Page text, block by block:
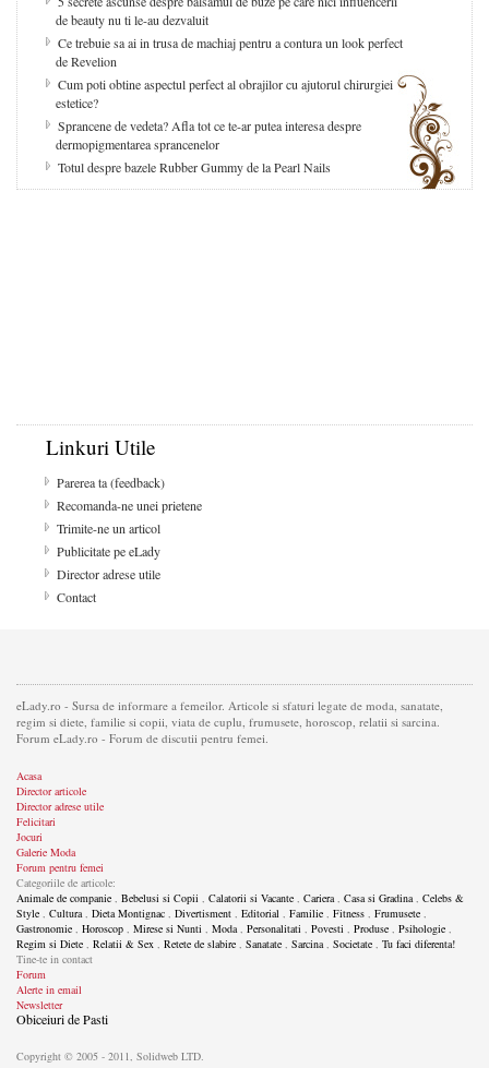
de beauty nu ti le-au dezvaluit
Ce trebuie sa ai in trusa de machiaj pentru a contura un look perfect
de Revelion
Cum poti obtine aspectul perfect al obrajilor cu ajutorul chirurgiei
estetice?
Sprancene de vedeta? Afla tot ce te-ar putea interesa despre
dermopigmentarea sprancenelor
Totul despre bazele Rubber Gummy de la Pearl Nails
Linkuri Utile
Parerea ta (feedback)
Recomanda-ne unei prietene
Trimite-ne un articol
Publicitate pe eLady
Director adrese utile
Contact
eLady.ro - Sursa de informare a femeilor. Articole si sfaturi legate de moda, sanatate,
regim si diete, familie si copii, viata de cuplu, frumusete, horoscop, relatii si sarcina.
Forum eLady.ro - Forum de discutii pentru femei.
Acasa
Director articole
Director adrese utile
Felicitari
Jocuri
Galerie Moda
Forum pentru femei
Categoriile de articole:
Animale de companie , Bebelusi si Copii , Calatorii si Vacante , Cariera, Casa si Gradina, Celebs &
Style , Cultura, Dieta Montignac , Divertisment , Editorial , Familie , Fitness , Frumusete ,
Gastronomie , Horoscop , Mirese si Nunti , Moda, Personalitati , Povesti , Produse , Psihologie ,
Regim si Diete , Relatii & Sex , Retete de slabire , Sanatate , Sarcina, Societate , Tu faci diferenta!
Tine-te in contact
Forum
Alerte in email
Newsletter
Obiceiuri de Pasti
Copyright © 2005 - 2011, Solidweb LTD.